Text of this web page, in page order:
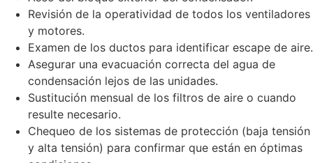
Revisión de la operatividad de todos los ventiladores
y motores.
Examen de los ductos para identificar escape de aire.
Asegurar una evacuación correcta del agua de
condensación lejos de las unidades.
Sustitución mensual de los filtros de aire o cuando
resulte necesario.
Chequeo de los sistemas de protección (baja tensión
y alta tensión) para confirmar que están en óptimas